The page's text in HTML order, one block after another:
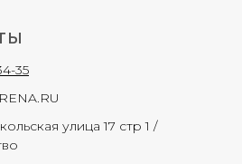
35
улица 17 стр 1 /